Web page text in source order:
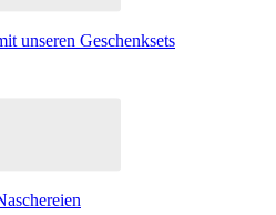
unseren Geschenksets